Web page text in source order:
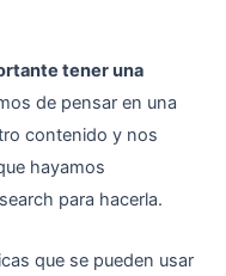
tener una
de pensar en una
contenido y nos
hayamos
para hacerla.
que se pueden usar